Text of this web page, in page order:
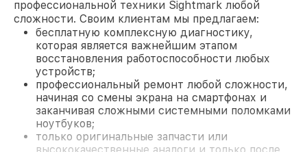
профессиональной техники Sightmark любой
сложности. Своим клиентам мы предлагаем:
бесплатную комплексную диагностику,
которая является важнейшим этапом
восстановления работоспособности любых
устройств;
профессиональный ремонт любой сложности,
начиная со смены экрана на смартфонах и
заканчивая сложными системными поломками
ноутбуков;
только оригинальные запчасти или